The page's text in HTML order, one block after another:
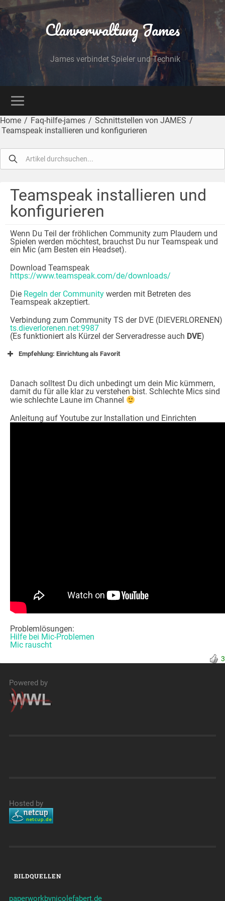
Clanverwaltung James
James verbindet Spieler und Technik
Home / Faq-hilfe-james / Schnittstellen von JAMES /
Teamspeak installieren und konfigurieren
Teamspeak installieren und
konfigurieren
Wenn Du Teil der fröhlichen Community zum Plaudern und
Spielen werden möchtest, brauchst Du nur Teamspeak und
ein Mic (am Besten ein Headset).
Download Teamspeak
https://www.teamspeak.com/de/downloads/
Die Regeln der Community werden mit Betreten des
Teamspeak akzeptiert.
Verbindung zum Community TS der DVE (DIEVERLORENEN)
ts.dieverlorenen.net:9987
(Es funktioniert als Kürzel der Serveradresse auch DVE)
Empfehlung: Einrichtung als Favorit
Danach solltest Du dich unbedingt um dein Mic kümmern,
damit du für alle klar zu verstehen bist. Schlechte Mics sind
wie schlechte Laune im Channel
Anleitung auf Youtube zur Installation und Einrichten
Problemlösungen:
Hilfe bei Mic-Problemen
Mic rauscht
3
Powered by
Hosted by
BILDQUELLEN
paperworkbynicolefabert.de